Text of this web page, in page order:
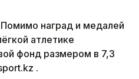
наград и медалей
атлетике
фонд размером в 7,3
.